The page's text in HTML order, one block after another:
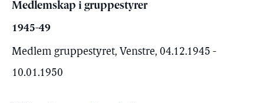
Medlemskap i gruppestyrer
1945-49
Medlem gruppestyret, Venstre, 04.12.1945 -
10.01.1950